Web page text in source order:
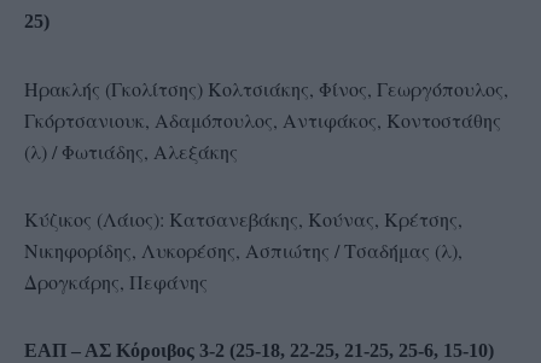
25)
Ηρακλής (Γκολίτσης) Κολτσιάκης, Φίνος, Γεωργόπουλος,
Γκόρτσανιουκ, Αδαμόπουλος, Αντιφάκος, Κοντοστάθης
(λ) / Φωτιάδης, Αλεξάκης
Κύζικος (Λάιος): Κατσανεβάκης, Κούνας, Κρέτσης,
Νικηφορίδης, Λυκορέσης, Ασπιώτης / Τσαδήμας (λ),
Δρογκάρης, Πεφάνης
ΕΑΠ – ΑΣ Κόροιβος 3-2 (25-18, 22-25, 21-25, 25-6, 15-10)